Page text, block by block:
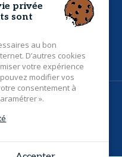
de Pipark, 56400
24 21 55
Contact
- Tous droits réservés -
-
internet à Vannes
privée
sont
au bon
D’autres cookies
votre expérience
modifier vos
consentement à
».